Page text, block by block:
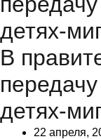
детях-
В
детях-
22 апреля,